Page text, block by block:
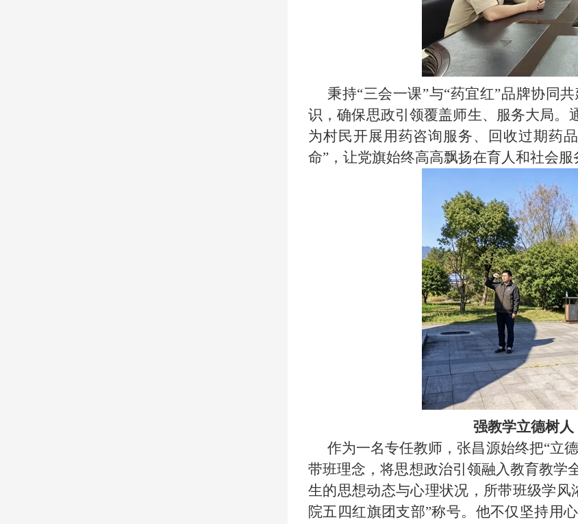
秉持“三会一课”与“药宜红”品牌协同
识，确保思政引领覆盖师生、服务大局。
为村民开展用药咨询服务、回收过期药
命”，让党旗始终高高飘扬在育人和社会服
强教学立德树人
作为一名专任教师，张昌源始终把“立
带班理念，将思想政治引领融入教育教学
生的思想动态与心理状况，所带班级学
院五四红旗团支部”称号。他不仅坚持